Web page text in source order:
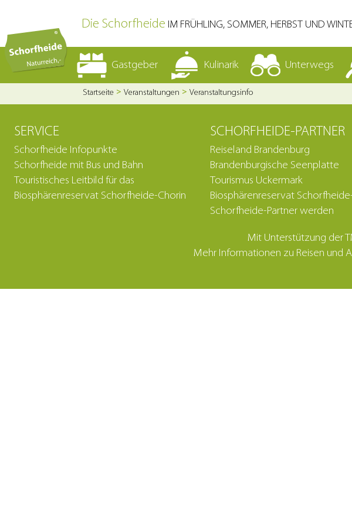
Die Schorfheide IM FRÜHLING, SOMMER, HERBST UND
Gastgeber Kulinarik Unterwegs
Startseite Veranstaltungen Veranstaltungsinfo
SERVICE
Schorfheide Infopunkte
Schorfheide mit Bus und Bahn
Touristisches Leitbild für das
Biosphärenreservat Schorfheide-Chorin
SCHORFHEIDE-PARTNER
Reiseland Brandenburg
Brandenburgische Seenplatte
Tourismus Uckermark
Biosphärenreservat
Schorfheide-Partner werden
Mit Unterstützung der
Mehr Informationen zu Reisen und